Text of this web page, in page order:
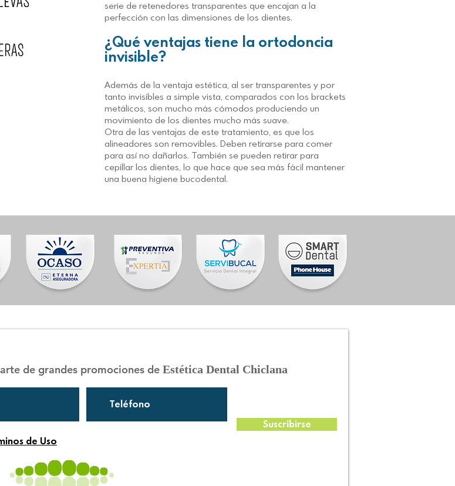
serie de retenedores transparentes que encajan a la
perfección con las dimensiones de los dientes.
¿Qué ventajas tiene la ortodoncia
invisible?
Además de la ventaja estética, al ser transparentes y por
tanto invisibles a simple vista, comparados con los brackets
metálicos, son mucho más cómodos produciendo un
movimiento de los dientes mucho más suave.
Otra de las ventajas de este tratamiento, es que los
alineadores son removibles. Deben retirarse para comer
para así no dañarlos. También se pueden retirar para
cepillar los dientes, lo que hace que sea más fácil mantener
una buena higiene bucodental.
de grandes promociones de Estética Dental Chiclana
de Uso
Suscribirse